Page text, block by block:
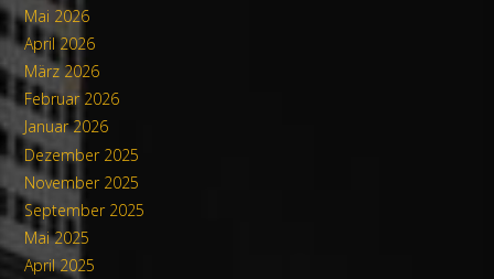
Mai 2026
April 2026
März 2026
Februar 2026
Januar 2026
Dezember 2025
November 2025
September 2025
Mai 2025
April 2025